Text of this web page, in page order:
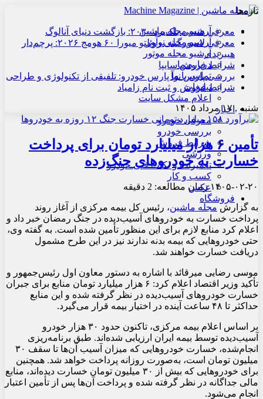
آرشیو مجله ماشین
آرشیو مجله نوآور
آرشیو مجله موتور
درباره ما
تماس با ما
تبلیغات
اعلام مشکل سایت
اخبار
معرفی خودرو
بررسی خودرو
شرایط فروش
ورزشی
تعمیرات و نکات فنی خودرو
کسب و کار
عکس
فروشگاه
تازه‌ها
معرفی هنسی بلک‌برد ۲۰۳۰: بازگشت دنیای آنالوگ
معرفی لامبورگینی روئلتو میورا ۶۰ هومج ۲۰۲۶: پرچم‌دار
هیبریدی
شرایط فروش سایپا
بررسی پارس نوآ پارس خودرو: تلفیقی از تکنولوژی و طراحی
شرایط فروش و ثبت نام زامیاد
شنبه , ۱۷ مرداد ۱۴۰۵
تأمین ۶ هزار میلیارد تومان برای پرداخت
خسارت‌ به خودروهای جنگ‌زده
۱۴۰۵-۰۲-۲۰زمان مطالعه: 2 دقیقه
به گزارش مجله ماشین، رئیس کل بیمه مرکزی از آغاز روند
پرداخت خسارت به خودروهای آسیب‌دیده در جنگ رمضان خبر داد و
اعلام کرد منابع لازم برای این منظور تأمین شده است. به گفته وی،
حتی خودروهایی که بیمه بدنه ندارند نیز در این طرح مشمول
دریافت خسارت خواهند شد.
موسی رضایی میرقائد با اشاره به دستور معاون اول رئیس‌جمهور و
تأکید وزیر اقتصاد اعلام کرد: ۶ هزار میلیارد تومان منابع برای جبران
خسارت خودروهای آسیب‌دیده در نظر گرفته شده و این منابع
حداکثر تا ۴۸ ساعت آینده در اختیار بیمه قرار می‌گیرد.
بر اساس اعلام بیمه مرکزی، تاکنون حدود ۳۰ هزار خودرو
آسیب‌دیده توسط بیمه ایران ارزیابی شده‌اند. طبق برنامه‌ریزی
انجام‌شده، خسارت خودروهایی که میزان آسیب آن‌ها تا سقف ۳۰
میلیون تومان است، به‌صورت روزانه پرداخت خواهد شد. همچنین
برای خودروهایی که بیش از ۳۰ میلیون تومان خسارت دیده‌اند، منابع
مالی جداگانه در نظر گرفته شده و پرداخت آن‌ها پس از تأمین اعتبار
انجام می‌شود.